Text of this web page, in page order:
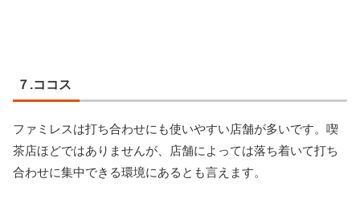
７.ココス
ファミレスは打ち合わせにも使いやすい店舗が多いです。喫
茶店ほどではありませんが、店舗によっては落ち着いて打ち
合わせに集中できる環境にあるとも言えます。